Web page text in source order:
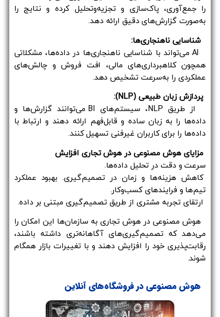
را جمع‌آوری، پاک‌سازی و تجزیه‌وتحلیل کرده و نتایج را
به‌صورت گزارش‌های دقیق ارائه دهد.
شناسایی ناهنجاری‌ها:
AI می‌تواند با شناسایی ناهنجاری‌ها در داده‌ها، مشکلاتی
همچون کلاهبرداری‌های مالی، افت فروش و چالش‌های
عملکردی را به‌سرعت تشخیص دهد.
پردازش زبان طبیعی (NLP):
از طریق NLP، سیستم‌های BI می‌توانند گزارش‌ها و
داده‌ها را به زبان ساده و قابل‌فهم ارائه دهند و ارتباط با
داده‌ها را برای کاربران غیرفنی تسهیل کنند.
مزایای هوش مصنوعی در هوش تجاری افزایش
سرعت و دقت در تحلیل داده‌ها.
کاهش هزینه‌ها و زمان در تصمیم‌گیری. بهبود عملکرد
تیم‌ها و فرایندهای کسب‌وکار.
ارتقای تجربه مشتری از طریق تصمیم‌گیری مبتنی بر داده.
هوش مصنوعی در هوش تجاری به سازمان‌ها این امکان را
می‌دهد که تصمیم‌گیری‌های آگاهانه‌تری داشته باشند،
رقابت‌پذیری خود را افزایش دهند و با تغییرات بازار همگام
شوند.
هوش مصنوعی در فروشگاه‌های آنلاین